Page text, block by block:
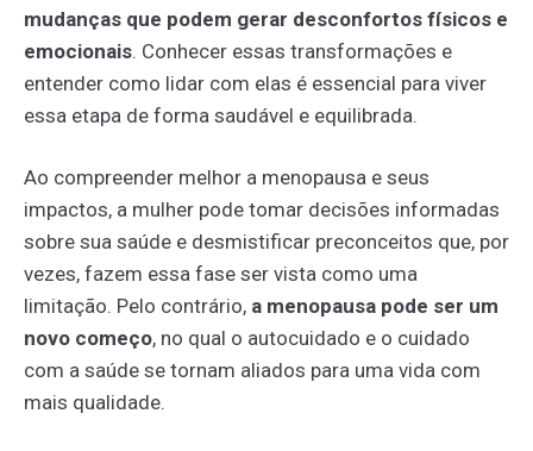
mudanças que podem gerar desconfortos físicos e
emocionais. Conhecer essas transformações e
entender como lidar com elas é essencial para viver
essa etapa de forma saudável e equilibrada.
Ao compreender melhor a menopausa e seus
impactos, a mulher pode tomar decisões informadas
sobre sua saúde e desmistificar preconceitos que, por
vezes, fazem essa fase ser vista como uma
limitação. Pelo contrário, a menopausa pode ser um
novo começo, no qual o autocuidado e o cuidado
com a saúde se tornam aliados para uma vida com
mais qualidade.